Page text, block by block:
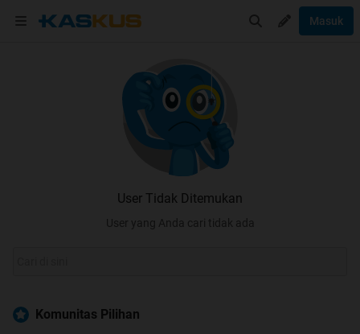
Masuk
User Tidak Ditemukan
User yang Anda cari tidak ada
Komunitas Pilihan